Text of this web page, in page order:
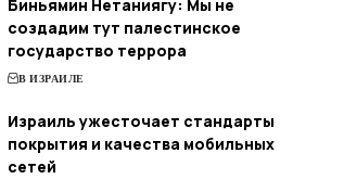
Биньямин Нетаниягу: Мы не
создадим тут палестинское
государство террора
В ИЗРАИЛЕ
Израиль ужесточает стандарты
покрытия и качества мобильных
сетей